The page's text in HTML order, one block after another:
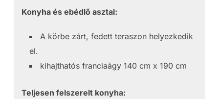
Konyha és ebédlő asztal:
A körbe zárt, fedett teraszon helyezkedik
el.
kihajthatós franciaágy 140 cm x 190 cm
Teljesen felszerelt konyha: